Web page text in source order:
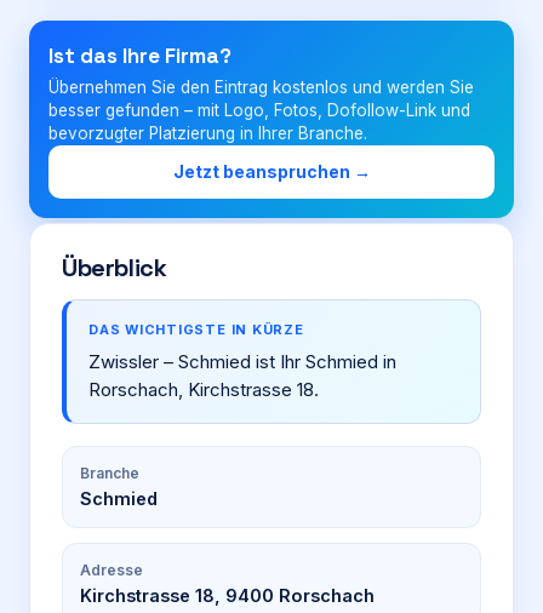
Login
Firma eintragen
Ist das Ihre Firma?
Übernehmen Sie den Eintrag kostenlos und werden Sie
besser gefunden – mit Logo, Fotos, Dofollow-Link und
bevorzugter Platzierung in Ihrer Branche.
Jetzt beanspruchen →
Überblick
DAS WICHTIGSTE IN KÜRZE
Zwissler – Schmied ist Ihr Schmied in
Rorschach, Kirchstrasse 18.
Branche
Schmied
Adresse
Kirchstrasse 18, 9400 Rorschach